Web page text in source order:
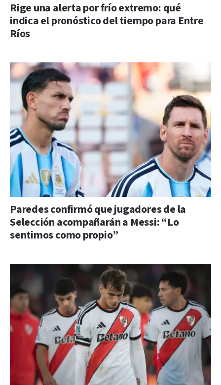
Rige una alerta por frío extremo: qué
indica el pronóstico del tiempo para Entre
Ríos
Paredes confirmó que jugadores de la
Selección acompañarán a Messi: “Lo
sentimos como propio”